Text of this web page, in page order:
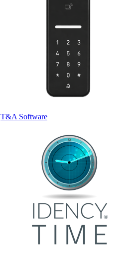
T&A Software